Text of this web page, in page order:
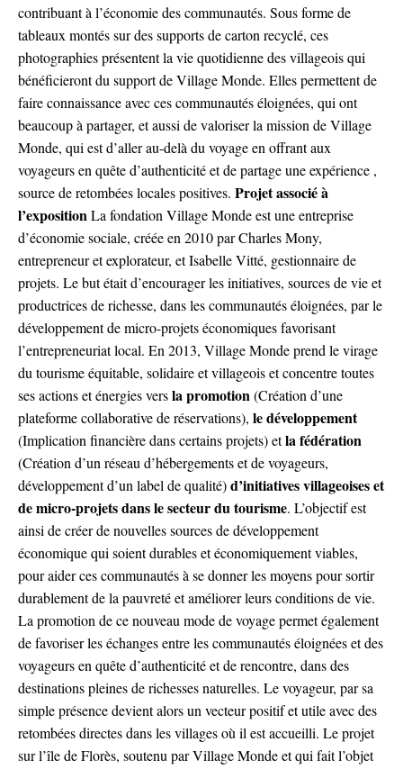
contribuant à l’économie des communautés. Sous forme de
tableaux montés sur des supports de carton recyclé, ces
photographies présentent la vie quotidienne des villageois qui
bénéficieront du support deVillage Monde. Elles permettent de
faire connaissance avec ces communautés éloignées, qui ont
beaucoup à partager, et aussi de valoriser la mission deVillage
Monde, qui est d’aller au-delà du voyage en offrant aux
voyageurs en quête d’authenticité et de partage une expérience ,
source de retombées locales positives. Projet associé à
l’expositionLa fondation Village Mondeest une entreprise
d’économie sociale, créée en 2010 par Charles Mony,
entrepreneur et explorateur, et Isabelle Vitté, gestionnaire de
projets. Le but était d’encourager les initiatives, sources de vie et
productrices de richesse, dans les communautés éloignées, par le
développement de micro-projets économiques favorisant
l’entrepreneuriat local. En 2013, Village Mondeprend le virage
du tourisme équitable, solidaire et villageois et concentre toutes
ses actions et énergies versla promotion(Création d’une
plateforme collaborative de réservations), le développement
(Implication financière dans certains projets) etla fédération
(Création d’un réseau d’hébergements et de voyageurs,
développement d’un label de qualité)d’initiatives villageoises et
de micro-projets dans le secteur du tourisme. L’objectif est
ainsi de créer de nouvelles sources de développement
économique qui soient durables et économiquement viables,
pouraider ces communautés à se donner les moyens pour sortir
durablement de la pauvreté et améliorer leurs conditions de vie.
La promotion de ce nouveau mode de voyage permet également
de favoriser les échanges entre les communautés éloignées et des
voyageurs en quête d’authenticité et de rencontre, dans des
destinations pleines de richesses naturelles. Le voyageur, par sa
simple présence devient alors un vecteur positif et utile avec des
retombées directes dans les villages où il est accueilli. Le projet
sur l’île de Florès, soutenu parVillage Mondeet qui fait l’objet